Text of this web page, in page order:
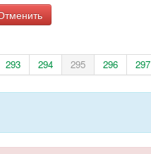
293 294 295 296 297